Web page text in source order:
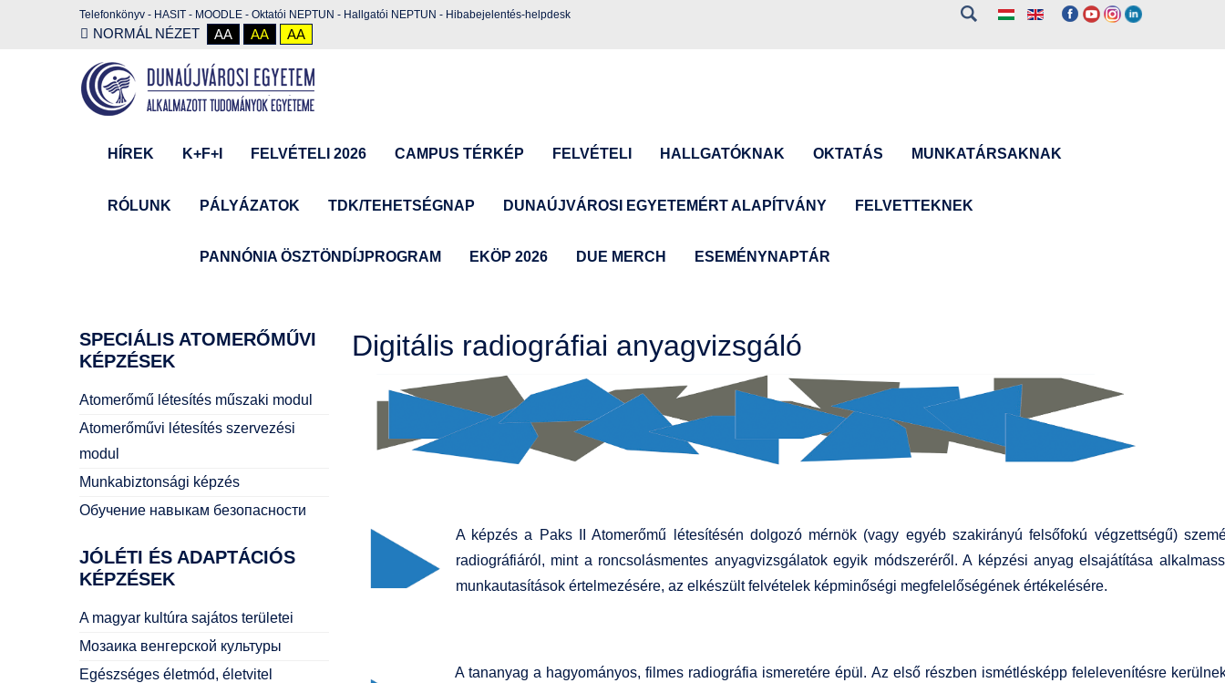
Telefonkönyv - HASIT - MOODLE - Oktatói NEPTUN - Hallgatói NEPTUN - Hibabejelentés-helpdesk
NORMÁL NÉZET AA AA AA
HÍREK K+F+I FELVÉTELI 2026 CAMPUS TÉRKÉP FELVÉTELI HALLGATÓKNAK OKTATÁS MUNKATÁRSAKNAK
RÓLUNK PÁLYÁZATOK TDK/TEHETSÉGNAP DUNAÚJVÁROSI EGYETEMÉRT ALAPÍTVÁNY FELVETTEKNEK
PANNÓNIA ÖSZTÖNDÍJPROGRAM EKÖP 2026 DUE MERCH ESEMÉNYNAPTÁR
Digitális radiográfiai anyagvizsgáló
A képzés a Paks II Atomerőmű létesítésén dolgozó mérnök (vagy egyéb szakirányú felsőfokú végzettségű)
radiográfiáról, mint a roncsolásmentes anyagvizsgálatok egyik módszeréről. A képzési anyag elsajátítása
munkautasítások értelmezésére, az elkészült felvételek képminőségi megfelelőségének értékelésére.
A tananyag a hagyományos, filmes radiográfia ismeretére épül. Az első részben ismétlésképp felelevenítésre
SPECIÁLIS ATOMERŐMŰVI
KÉPZÉSEK
Atomerőmű létesítés műszaki modul
Atomerőművi létesítés szervezési
modul
Munkabiztonsági képzés
Обучение навыкам безопасности
JÓLÉTI ÉS ADAPTÁCIÓS
KÉPZÉSEK
A magyar kultúra sajátos területei
Мозаика венгерской культуры
Egészséges életmód, életvitel